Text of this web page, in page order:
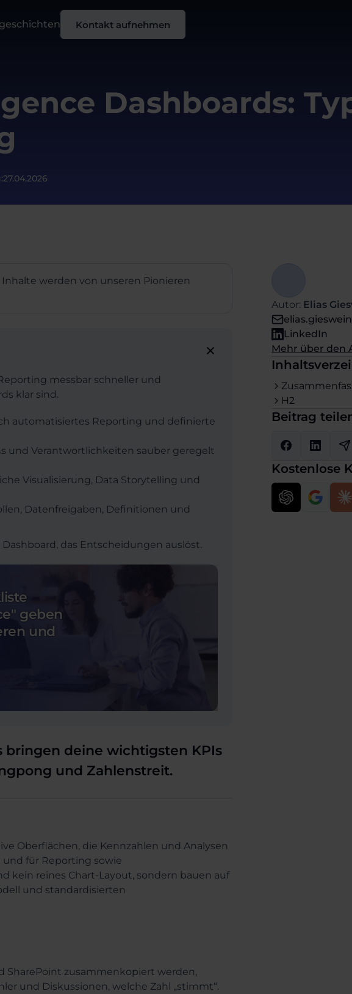
Kontakt aufnehmen
Dashboards:
27.04.2026
Inhalte werden von unseren Pionieren
messbar schneller und
klar sind.
automatisiertes Reporting und definierte
und Verantwortlichkeiten sauber geregelt
Visualisierung, Data Storytelling und
Datenfreigaben, Definitionen und
das Entscheidungen auslöst.
geben
und
bringen deine wichtigsten KPIs
und Zahlenstreit.
Oberflächen, die Kennzahlen und Analysen
für Reporting sowie
kein reines Chart-Layout, sondern bauen auf
und standardisierten
SharePoint zusammenkopiert werden,
und Diskussionen, welche Zahl „stimmt“.
Autor: Elias
LinkedIn
Mehr über den
H2
Beitrag
Kostenlose